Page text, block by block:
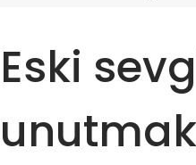
Eski
unutmak